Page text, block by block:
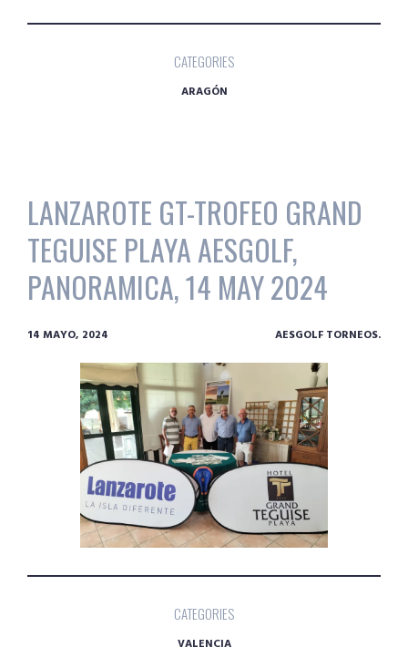
CATEGORIES
ARAGÓN
LANZAROTE GT-TROFEO GRAND
TEGUISE PLAYA AESGOLF,
PANORAMICA, 14 MAY 2024
14 MAYO, 2024 AESGOLF TORNEOS.
CATEGORIES
VALENCIA